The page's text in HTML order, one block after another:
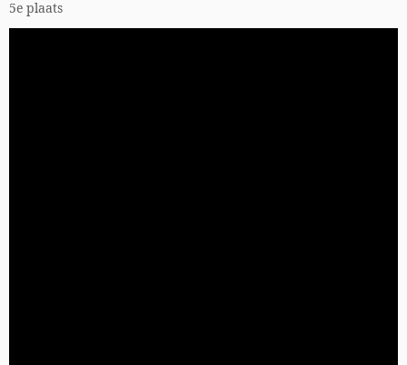
5e plaats